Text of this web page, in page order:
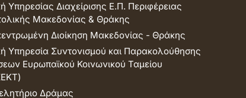
Υπηρεσίας Διαχείρισης Ε.Π. Περιφέρειας
Μακεδονίας & Θράκης
Διοίκηση Μακεδονίας - Θράκης
Υπηρεσία Συντονισμού και Παρακολούθησης
Ευρωπαϊκού Κοινωνικού Ταμείου
Δράμας